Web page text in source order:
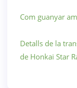
Com guanyar
Detalls de la
de Honkai Star